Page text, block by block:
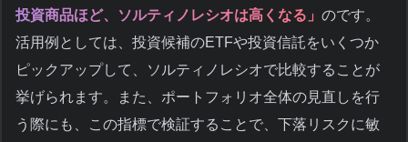
投資商品ほど、ソルティノレシオは高くなる」 のです。
活用例としては、投資候補のETFや投資信託をいくつか
ピックアップして、ソルティノレシオで比較することが
挙げられます。また、ポートフォリオ全体の見直しを行
う際にも、この指標で検証することで、下落リスクに敏